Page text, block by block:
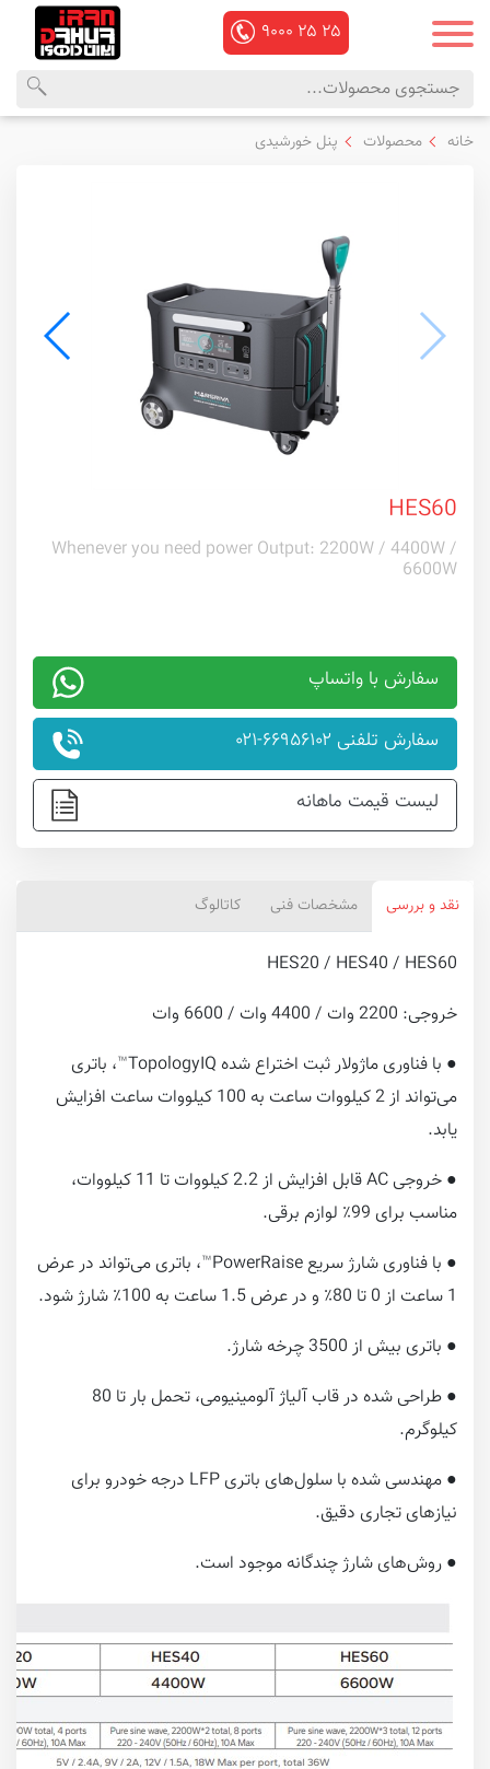
۹۰۰۰ ۲۵ ۲۵
محصولات
منوی
اصلی
خانه محصولات پنل خورشیدی
HES60
Whenever you need power Output: 2200W / 4400W /
6600W
سفارش با واتساپ
سفارش تلفنی ۶۶۹۵۶۱۰۲-۰۲۱
لیست قیمت ماهانه
نقد و بررسی مشخصات فنی کاتالوگ
HES20 / HES40 / HES60
خروجی: 2200 وات / 4400 وات / 6600 وات
● با فناوری ماژولار ثبت اختراع شده TopologyIQ™، باتری
می‌تواند از 2 کیلووات ساعت به 100 کیلووات ساعت افزایش
یابد.
● خروجی AC قابل افزایش از 2.2 کیلووات تا 11 کیلووات،
مناسب برای 99٪ لوازم برقی.
● با فناوری شارژ سریع PowerRaise™، باتری می‌تواند در عرض
1 ساعت از 0 تا 80٪ و در عرض 1.5 ساعت به 100٪ شارژ شود.
● باتری بیش از 3500 چرخه شارژ.
● طراحی شده در قاب آلیاژ آلومینیومی، تحمل بار تا 80
کیلوگرم.
● مهندسی شده با سلول‌های باتری LFP درجه خودرو برای
نیازهای تجاری دقیق.
● روش‌های شارژ چندگانه موجود است.